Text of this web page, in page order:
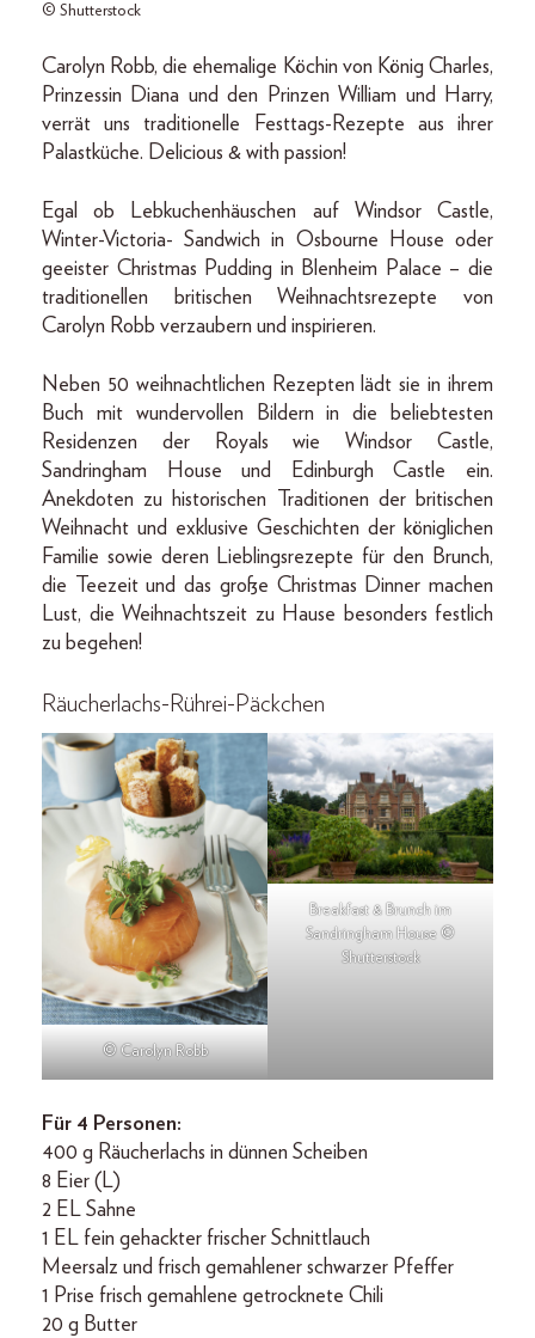
© Shutterstock
Carolyn Robb, die ehemalige Köchin von König Charles,
Prinzessin Diana und den Prinzen William und Harry,
verrät uns traditionelle Festtags-Rezepte aus ihrer
Palastküche. Delicious & with passion!
Egal ob Lebkuchenhäuschen auf Windsor Castle,
Winter-Victoria- Sandwich in Osbourne House oder
geeister Christmas Pudding in Blenheim Palace – die
traditionellen britischen Weihnachtsrezepte von
Carolyn Robb verzaubern und inspirieren.
Neben 50 weihnachtlichen Rezepten lädt sie in ihrem
Buch mit wundervollen Bildern in die beliebtesten
Residenzen der Royals wie Windsor Castle,
Sandringham House und Edinburgh Castle ein.
Anekdoten zu historischen Traditionen der britischen
Weihnacht und exklusive Geschichten der königlichen
Familie sowie deren Lieblingsrezepte für den Brunch,
die Teezeit und das große Christmas Dinner machen
Lust, die Weihnachtszeit zu Hause besonders festlich
zu begehen!
Räucherlachs-Rührei-Päckchen
© Carolyn Robb
Breakfast & Brunch im
Sandringham House ©
Shutterstock
Für 4 Personen:
400 g Räucherlachs in dünnen Scheiben
8 Eier (L)
2 EL Sahne
1 EL fein gehackter frischer Schnittlauch
Meersalz und frisch gemahlener schwarzer Pfeffer
1 Prise frisch gemahlene getrocknete Chili
20 g Butter